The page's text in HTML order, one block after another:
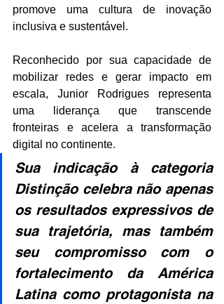
promove uma cultura de inovação
inclusiva e sustentável.
Reconhecido por sua capacidade de
mobilizar redes e gerar impacto em
escala, Junior Rodrigues representa
uma liderança que transcende
fronteiras e acelera a transformação
digital no continente.
Sua indicação à categoria
Distinção celebra não apenas
os resultados expressivos de
sua trajetória, mas também
seu compromisso com o
fortalecimento da América
Latina como protagonista na